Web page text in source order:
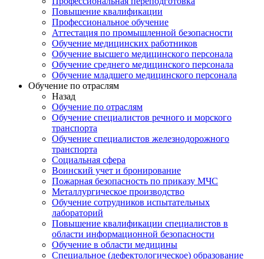
Повышение квалификации
Профессиональное обучение
Аттестация по промышленной безопасности
Обучение медицинских работников
Обучение высшего медицинского персонала
Обучение среднего медицинского персонала
Обучение младшего медицинского персонала
Обучение по отраслям
Назад
Обучение по отраслям
Обучение специалистов речного и морского
транспорта
Обучение специалистов железнодорожного
транспорта
Социальная сфера
Воинский учет и бронирование
Пожарная безопасность по приказу МЧС
Металлургическое производство
Обучение сотрудников испытательных
лабораторий
Повышение квалификации специалистов в
области информационной безопасности
Обучение в области медицины
Специальное (дефектологическое) образование